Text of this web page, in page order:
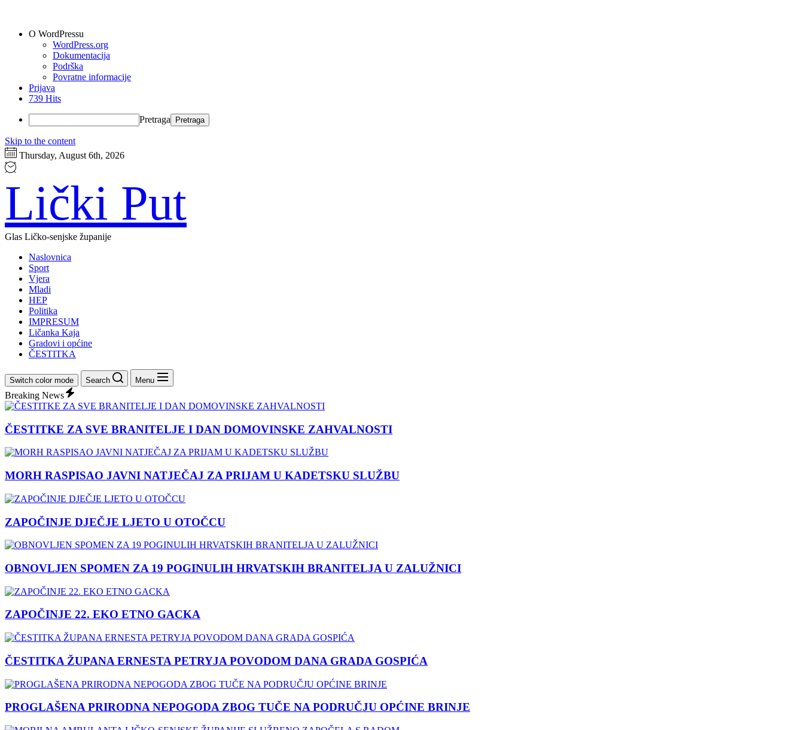
O WordPressu
WordPress.org
Dokumentacija
Podrška
Povratne informacije
Prijava
739 Hits
Pretraga
Skip to the content
Thursday, August 6th, 2026
Lički Put
Glas Ličko-senjske županije
Naslovnica
Sport
Vjera
Mladi
HEP
Politika
IMPRESUM
Ličanka Kaja
Gradovi i općine
ČESTITKA
Switch color mode Search Menu
Breaking News
ČESTITKE ZA SVE BRANITELJE I DAN DOMOVINSKE ZAHVALNOSTI
MORH RASPISAO JAVNI NATJEČAJ ZA PRIJAM U KADETSKU SLUŽBU
ZAPOČINJE DJEČJE LJETO U OTOČCU
OBNOVLJEN SPOMEN ZA 19 POGINULIH HRVATSKIH BRANITELJA U ZALUŽNICI
ZAPOČINJE 22. EKO ETNO GACKA
ČESTITKA ŽUPANA ERNESTA PETRYJA POVODOM DANA GRADA GOSPIĆA
PROGLAŠENA PRIRODNA NEPOGODA ZBOG TUČE NA PODRUČJU OPĆINE BRINJE